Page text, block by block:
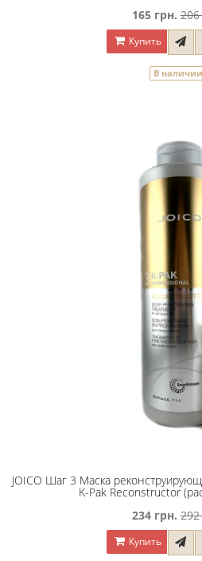
165 грн. 206
Купить
В наличии
JOICO Шaг 3 Macкa
K-Pak Reconstructor
234 грн. 292
Купить